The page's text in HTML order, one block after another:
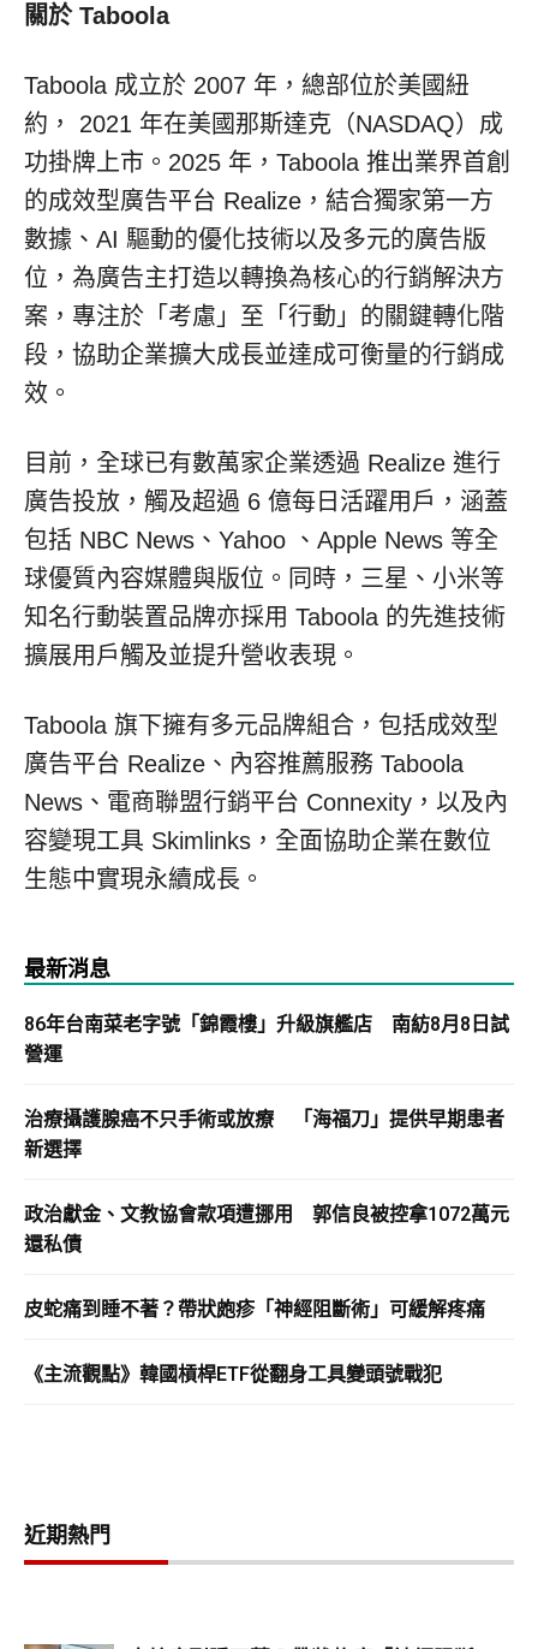
關於 Taboola
Taboola 成立於 2007 年，總部位於美國紐
約， 2021 年在美國那斯達克（NASDAQ）成
功掛牌上市。2025 年，Taboola 推出業界首創
的成效型廣告平台 Realize，結合獨家第一方
數據、AI 驅動的優化技術以及多元的廣告版
位，為廣告主打造以轉換為核心的行銷解決方
案，專注於「考慮」至「行動」的關鍵轉化階
段，協助企業擴大成長並達成可衡量的行銷成
效。
目前，全球已有數萬家企業透過 Realize 進行
廣告投放，觸及超過 6 億每日活躍用戶，涵蓋
包括 NBC News、Yahoo 、Apple News 等全
球優質內容媒體與版位。同時，三星、小米等
知名行動裝置品牌亦採用 Taboola 的先進技術
擴展用戶觸及並提升營收表現。
Taboola 旗下擁有多元品牌組合，包括成效型
廣告平台 Realize、內容推薦服務 Taboola
News、電商聯盟行銷平台 Connexity，以及內
容變現工具 Skimlinks，全面協助企業在數位
生態中實現永續成長。
最新消息
86年台南菜老字號「錦霞樓」升級旗艦店 南紡8月8日試
營運
治療攝護腺癌不只手術或放療 「海福刀」提供早期患者
新選擇
政治獻金、文教協會款項遭挪用 郭信良被控拿1072萬元
還私債
皮蛇痛到睡不著？帶狀皰疹「神經阻斷術」可緩解疼痛
《主流觀點》韓國槓桿ETF從翻身工具變頭號戰犯
近期熱門